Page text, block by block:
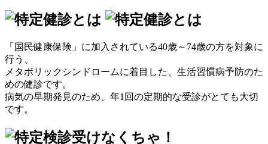
「国民健康保険」に加入されている40歳～74歳の方を対象に
行う、
メタボリックシンドロームに着目した、生活習慣病予防のた
めの健診です。
病気の早期発見のため、年1回の定期的な受診がとても大切
です。